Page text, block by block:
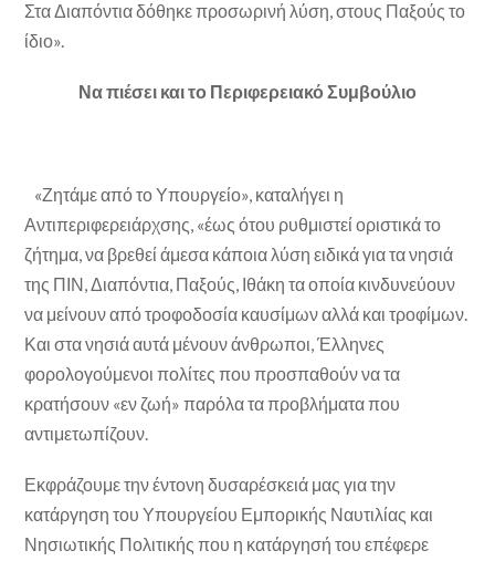
Στα Διαπόντια δόθηκε προσωρινή λύση, στους Παξούς το
ίδιο».
Να πιέσει και το Περιφερειακό Συμβούλιο
«Ζητάμε από το Υπουργείο», καταλήγει η
Αντιπεριφερειάρχσης, «έως ότου ρυθμιστεί οριστικά το
ζήτημα, να βρεθεί άμεσα κάποια λύση ειδικά για τα νησιά
της ΠΙΝ, Διαπόντια, Παξούς, Ιθάκη τα οποία κινδυνεύουν
να μείνουν από τροφοδοσία καυσίμων αλλά και τροφίμων.
Και στα νησιά αυτά μένουν άνθρωποι, Έλληνες
φορολογούμενοι πολίτες που προσπαθούν να τα
κρατήσουν «εν ζωή» παρόλα τα προβλήματα που
αντιμετωπίζουν.
Εκφράζουμε την έντονη δυσαρέσκειά μας για την
κατάργηση του Υπουργείου Εμπορικής Ναυτιλίας και
Νησιωτικής Πολιτικής που η κατάργησή του επέφερε